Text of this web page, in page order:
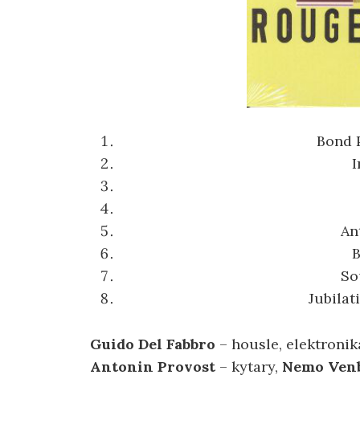
Bond
Guido Del Fabbro – housle,
Antonin Provost – kytary, Nemo